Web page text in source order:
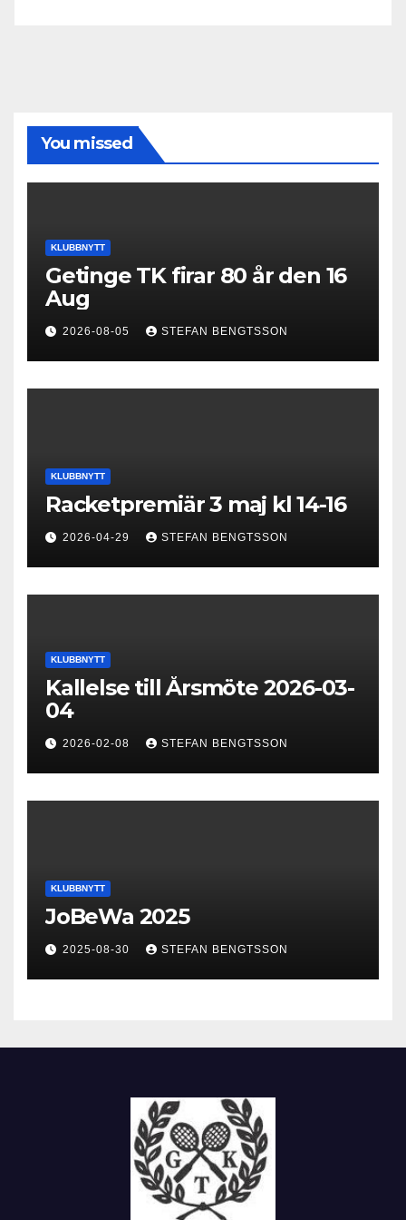
You missed
KLUBBNYTT
Getinge TK firar 80 år den 16
Aug
2026-08-05 STEFAN BENGTSSON
KLUBBNYTT
Racketpremiär 3 maj kl 14-16
2026-04-29 STEFAN BENGTSSON
KLUBBNYTT
Kallelse till Årsmöte 2026-03-
04
2026-02-08 STEFAN BENGTSSON
KLUBBNYTT
JoBeWa 2025
2025-08-30 STEFAN BENGTSSON